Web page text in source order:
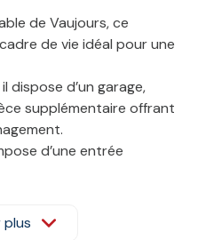
de Vaujours, ce
de vie idéal pour une
dispose d’un garage,
supplémentaire offrant
d’une entrée
d’accueillir
de créer
plus